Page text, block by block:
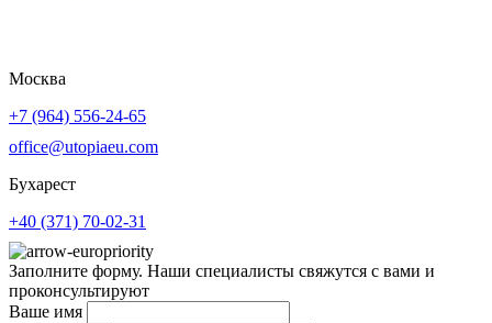
Москва
+7 (964) 556-24-65
office@utopiaeu.com
Бухарест
+40 (371) 70-02-31
Заполните форму. Наши специалисты свяжутся с вами и
проконсультируют
Ваше имя